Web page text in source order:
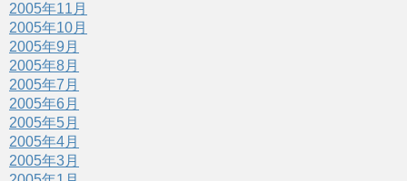
2005年11月
2005年10月
2005年9月
2005年8月
2005年7月
2005年6月
2005年5月
2005年4月
2005年3月